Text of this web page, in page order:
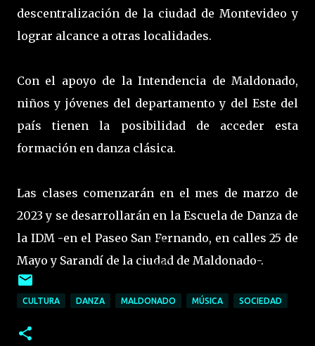
descentralización de la ciudad de Montevideo y
lograr alcance a otras localidades.
Con el apoyo de la Intendencia de Maldonado,
niños y jóvenes del departamento y del Este del
país tienen la posibilidad de acceder esta
formación en danza clásica.
Las clases comenzarán en el mes de marzo de
2023 y se desarrollarán en la Escuela de Danza de
la IDM -en el Paseo San Fernando, en calles 25 de
Mayo y Sarandí de la ciudad de Maldonado-.
CULTURA DANZA MALDONADO MÚSICA SOCIEDAD